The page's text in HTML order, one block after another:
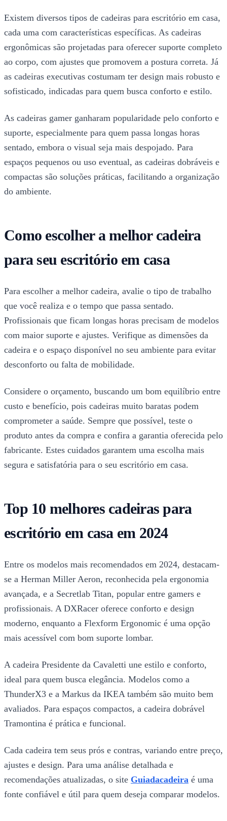
Existem diversos tipos de cadeiras para escritório em casa,
cada uma com características específicas. As cadeiras
ergonômicas são projetadas para oferecer suporte completo
ao corpo, com ajustes que promovem a postura correta. Já
as cadeiras executivas costumam ter design mais robusto e
sofisticado, indicadas para quem busca conforto e estilo.
As cadeiras gamer ganharam popularidade pelo conforto e
suporte, especialmente para quem passa longas horas
sentado, embora o visual seja mais despojado. Para
espaços pequenos ou uso eventual, as cadeiras dobráveis e
compactas são soluções práticas, facilitando a organização
do ambiente.
Como escolher a melhor cadeira
para seu escritório em casa
Para escolher a melhor cadeira, avalie o tipo de trabalho
que você realiza e o tempo que passa sentado.
Profissionais que ficam longas horas precisam de modelos
com maior suporte e ajustes. Verifique as dimensões da
cadeira e o espaço disponível no seu ambiente para evitar
desconforto ou falta de mobilidade.
Considere o orçamento, buscando um bom equilíbrio entre
custo e benefício, pois cadeiras muito baratas podem
comprometer a saúde. Sempre que possível, teste o
produto antes da compra e confira a garantia oferecida pelo
fabricante. Estes cuidados garantem uma escolha mais
segura e satisfatória para o seu escritório em casa.
Top 10 melhores cadeiras para
escritório em casa em 2024
Entre os modelos mais recomendados em 2024, destacam-
se a Herman Miller Aeron, reconhecida pela ergonomia
avançada, e a Secretlab Titan, popular entre gamers e
profissionais. A DXRacer oferece conforto e design
moderno, enquanto a Flexform Ergonomic é uma opção
mais acessível com bom suporte lombar.
A cadeira Presidente da Cavaletti une estilo e conforto,
ideal para quem busca elegância. Modelos como a
ThunderX3 e a Markus da IKEA também são muito bem
avaliados. Para espaços compactos, a cadeira dobrável
Tramontina é prática e funcional.
Cada cadeira tem seus prós e contras, variando entre preço,
ajustes e design. Para uma análise detalhada e
recomendações atualizadas, o site Guiadacadeira é uma
fonte confiável e útil para quem deseja comparar modelos.